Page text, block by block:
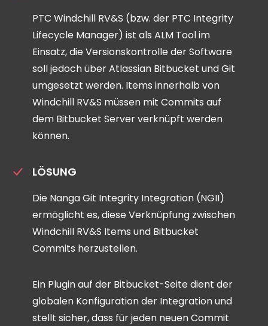
PTC Windchill RV&S (bzw. der PTC Integrity
Lifecycle Manager) ist als ALM Tool im
Einsatz, die Versionskontrolle der Software
soll jedoch über Atlassian Bitbucket und Git
umgesetzt werden. Items innerhalb von
Windchill RV&S müssen mit Commits auf
dem Bitbucket Server verknüpft werden
können.
LÖSUNG
Die Nanga Git Integrity Integration (NGII)
ermöglicht es, diese Verknüpfung zwischen
Windchill RV&S Items und Bitbucket
Commits herzustellen.
Ein Plugin auf der Bitbucket-Seite dient der
globalen Konfiguration der Integration und
stellt sicher, dass für jeden neuen Commit